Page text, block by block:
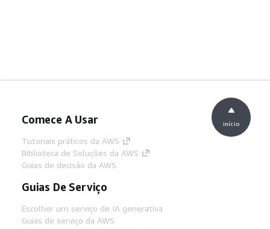
Comece A Usar
Tutoriais práticos da AWS
Biblioteca de Soluções da AWS
Guias de decisão da AWS
Guias De Serviço
Escolher um serviço de IA generativa
Guias de serviço da AWS
início